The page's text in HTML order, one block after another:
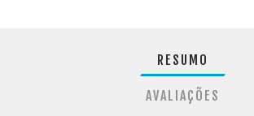
RESUMO
AVALIAÇÕES